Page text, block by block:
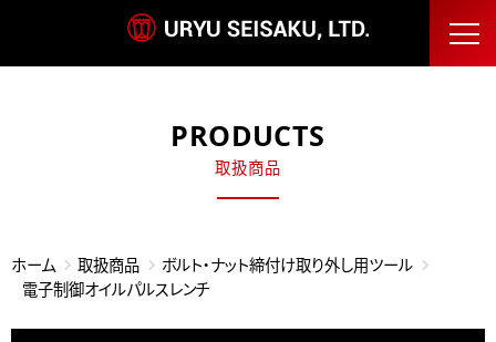
PRODUCTS
取扱商品
ホーム 取扱商品
ボルト・ナット締付け取り外し用ツール
電子制御オイルパルスレンチ